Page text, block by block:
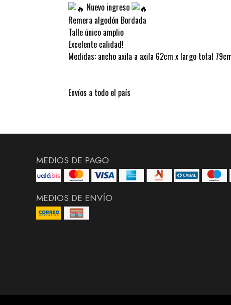
Nuevo ingreso
Remera algodón Bordada
Talle único amplio
Excelente calidad!
Medidas: ancho axila a axila 62cm x largo total
Envíos a todo el país
MEDIOS DE PAGO
MEDIOS DE ENVÍO